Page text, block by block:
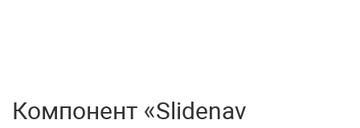
Компонент Slidenav